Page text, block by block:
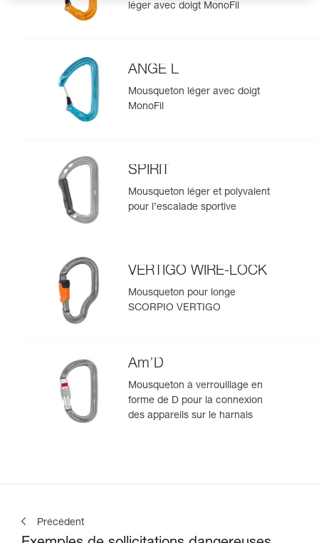
léger avec doigt MonoFil
ANGE L
Mousqueton léger avec doigt
MonoFil
SPIRIT
Mousqueton léger et polyvalent
pour l’escalade sportive
VERTIGO WIRE-LOCK
Mousqueton pour longe
SCORPIO VERTIGO
Am’D
Mousqueton à verrouillage en
forme de D pour la connexion
des appareils sur le harnais
Précédent